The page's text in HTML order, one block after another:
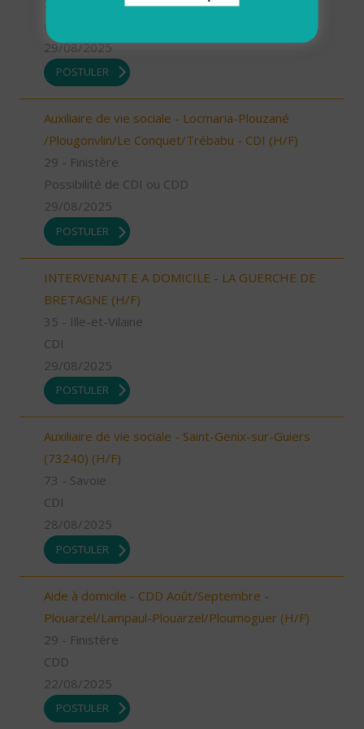
CDD
29/08/2025
POSTULER
Auxiliaire de vie sociale - Locmaria-Plouzané
/Plougonvlin/Le Conquet/Trébabu - CDI (H/F)
29 - Finistère
Possibilité de CDI ou CDD
29/08/2025
POSTULER
INTERVENANT.E A DOMICILE - LA GUERCHE DE
BRETAGNE (H/F)
35 - Ille-et-Vilaine
CDI
29/08/2025
POSTULER
Auxiliaire de vie sociale - Saint-Genix-sur-Guiers
(73240) (H/F)
73 - Savoie
CDI
28/08/2025
POSTULER
Aide à domicile - CDD Août/Septembre -
Plouarzel/Lampaul-Plouarzel/Ploumoguer (H/F)
29 - Finistère
CDD
22/08/2025
POSTULER